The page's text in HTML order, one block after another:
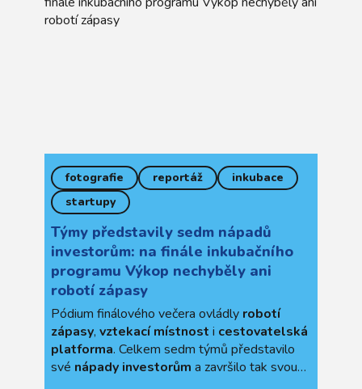
fotografie reportáž
inkubace
startupy
Týmy představily sedm nápadů
investorům: na finále inkubačního
programu Výkop nechyběly ani
robotí zápasy
Pódium finálového večera ovládly robotí
zápasy, vztekací místnost i cestovatelská
platforma. Celkem sedm týmů představilo
své nápady investorům a završilo tak svou